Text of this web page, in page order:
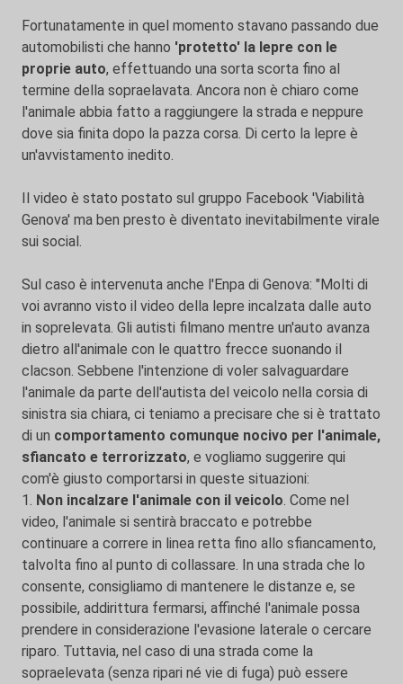
Fortunatamente in quel momento stavano passando due
automobilisti che hanno 'protetto' la lepre con le
proprie auto, effettuando una sorta scorta fino al
termine della sopraelavata. Ancora non è chiaro come
l'animale abbia fatto a raggiungere la strada e neppure
dove sia finita dopo la pazza corsa. Di certo la lepre è
un'avvistamento inedito.
Il video è stato postato sul gruppo Facebook 'Viabilità
Genova' ma ben presto è diventato inevitabilmente virale
sui social.
Sul caso è intervenuta anche l'Enpa di Genova: "Molti di
voi avranno visto il video della lepre incalzata dalle auto
in soprelevata. Gli autisti filmano mentre un'auto avanza
dietro all'animale con le quattro frecce suonando il
clacson. Sebbene l'intenzione di voler salvaguardare
l'animale da parte dell'autista del veicolo nella corsia di
sinistra sia chiara, ci teniamo a precisare che si è trattato
di un comportamento comunque nocivo per l'animale,
sfiancato e terrorizzato, e vogliamo suggerire qui
com'è giusto comportarsi in queste situazioni:
1. Non incalzare l'animale con il veicolo . Come nel
video, l'animale si sentirà braccato e potrebbe
continuare a correre in linea retta fino allo sfiancamento,
talvolta fino al punto di collassare. In una strada che lo
consente, consigliamo di mantenere le distanze e, se
possibile, addirittura fermarsi, affinché l'animale possa
prendere in considerazione l'evasione laterale o cercare
riparo. Tuttavia, nel caso di una strada come la
sopraelevata (senza ripari né vie di fuga) può essere